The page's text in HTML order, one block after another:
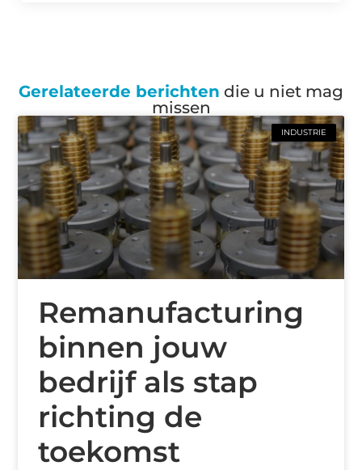
Gerelateerde berichten die u niet mag
missen
INDUSTRIE
Remanufacturing
binnen jouw
bedrijf als stap
richting de
toekomst